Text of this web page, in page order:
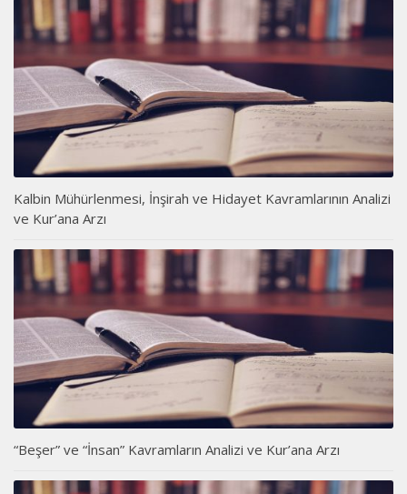
Kalbin Mühürlenmesi, İnşirah ve Hidayet Kavramlarının Analizi
ve Kur’ana Arzı
“Beşer” ve “İnsan” Kavramların Analizi ve Kur’ana Arzı